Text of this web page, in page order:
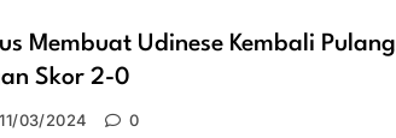
Membuat Udinese Kembali Pulang
Skor 2-0
11/03/2024 0